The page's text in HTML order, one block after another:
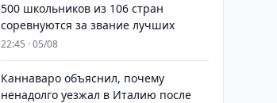
500 школьников из 106 стран
соревнуются за звание лучших
22:45 · 05/08
Каннаваро объяснил, почему
ненадолго уезжал в Италию после